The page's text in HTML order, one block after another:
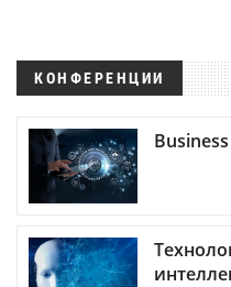
КОНФЕРЕНЦИИ